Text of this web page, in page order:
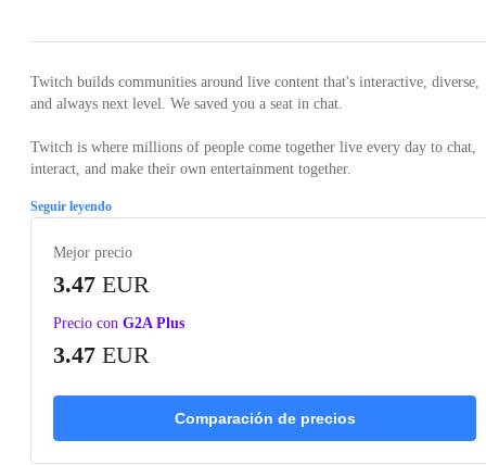
Twitch builds communities around live content that's interactive, diverse,
and always next level. We saved you a seat in chat.
Twitch is where millions of people come together live every day to chat,
interact, and make their own entertainment together.
Seguir leyendo
Mejor precio
3.47 EUR
Precio con G2A Plus
3.47 EUR
Comparación de precios